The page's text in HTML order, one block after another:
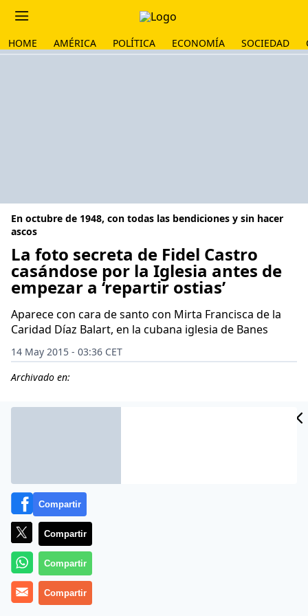
HOME AMÉRICA POLÍTICA ECONOMÍA SOCIEDAD
En octubre de 1948, con todas las bendiciones y sin hacer
ascos
La foto secreta de Fidel Castro
casándose por la Iglesia antes de
empezar a ‘repartir ostias’
Aparece con cara de santo con Mirta Francisca de la
Caridad Díaz Balart, en la cubana iglesia de Banes
14 May 2015 - 03:36 CET
Archivado en:
Más información
Compartir
Compartir
Compartir
Compartir